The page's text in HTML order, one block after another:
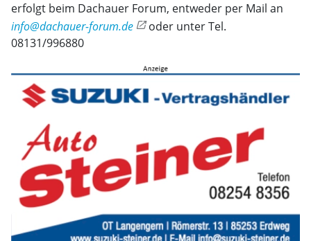
erfolgt beim Dachauer Forum, entweder per Mail an
info@dachauer-forum.de
oder unter Tel.
08131/996880